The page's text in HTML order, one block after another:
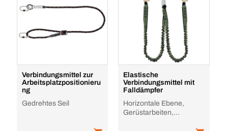
Verbindungsmittel zur
Arbeitsplatzpositionieru
ng
Gedrehtes Seil
Elastische
Verbindungsmittel mit
Falldämpfer
Horizontale Ebene,
Gerüstarbeiten,